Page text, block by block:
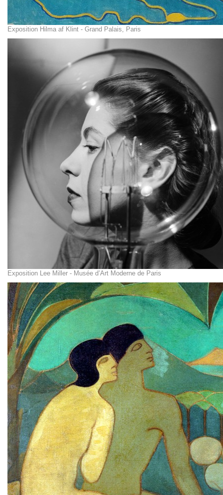
Exposition Hilma af Klint - Grand Palais, Paris
Exposition Lee Miller - Musée d’Art Moderne de Paris